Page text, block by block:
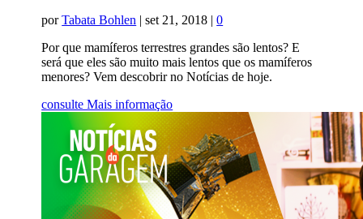
porTabata Bohlen |set 21, 2018 |0
Por que mamíferos terrestres grandes são lentos? E
será que eles são muito mais lentos que os mamíferos
menores? Vem descobrir no Notícias de hoje.
consulte Mais informação